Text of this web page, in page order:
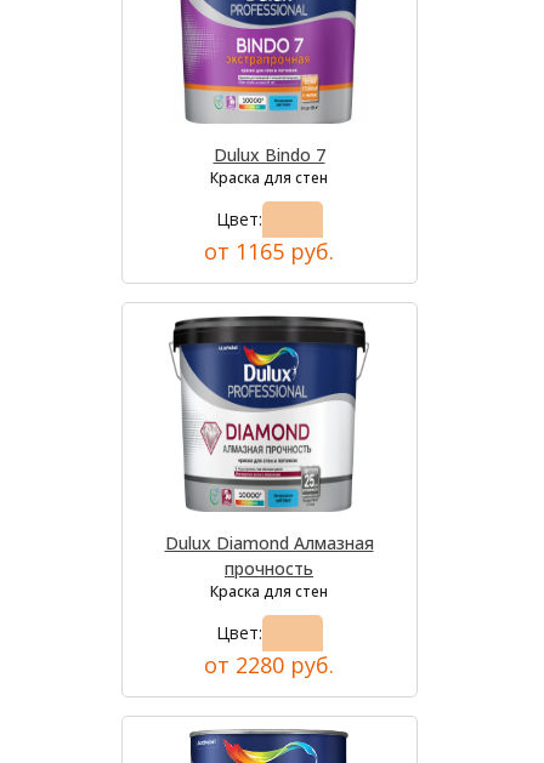
Dulux Bindo 7
Краска для стен
Цвет:
от 1165 руб.
Dulux Diamond Алмазная
прочность
Краска для стен
Цвет:
от 2280 руб.